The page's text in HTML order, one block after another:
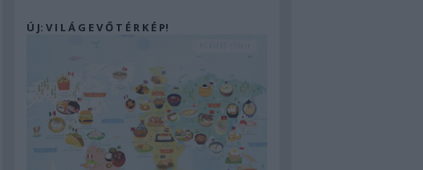
Ú J: V I L Á G E V Ő T É R K É P!